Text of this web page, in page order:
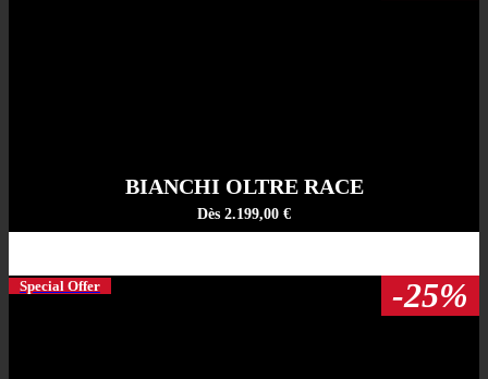
BIANCHI OLTRE RACE
Dès 2.199,00 €
Special Offer -25%